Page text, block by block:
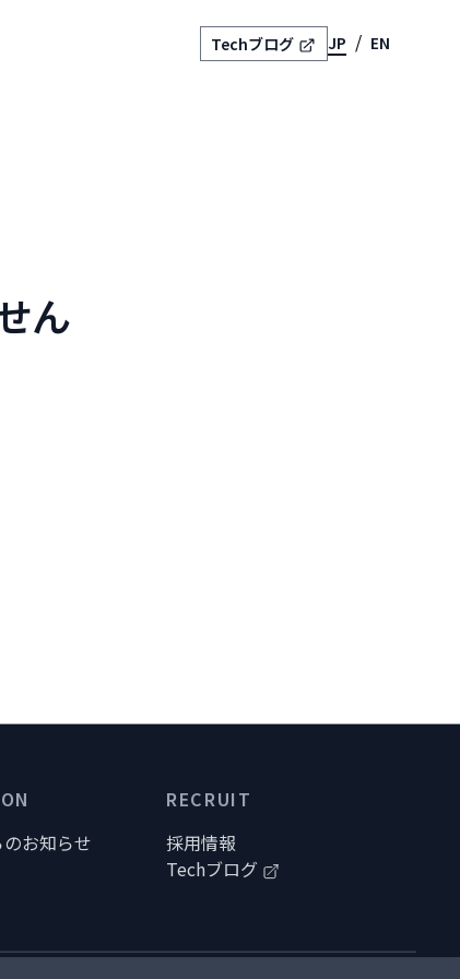
Techブログ JP EN
ん
お知らせ
RECRUIT
採用情報
Techブログ